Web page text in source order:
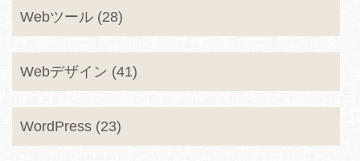
Webツール (28)
Webデザイン (41)
WordPress (23)